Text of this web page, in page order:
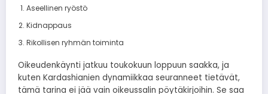
Aseellinen ryöstö
Kidnappaus
Rikollisen ryhmän toiminta
Oikeudenkäynti jatkuu toukokuun loppuun saakka, ja
kuten Kardashianien dynamiikkaa seuranneet tietävät,
tämä tarina ei jää vain oikeussalin pöytäkirjoihin. Se saa